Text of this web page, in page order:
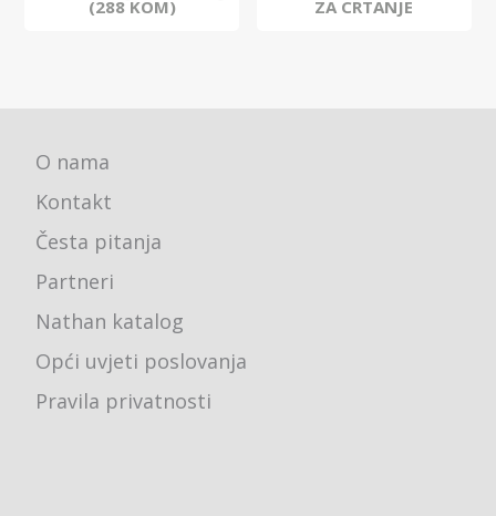
(288 KOM) ZA CRTANJE
O nama
Kontakt
Česta pitanja
Partneri
Nathan katalog
Opći uvjeti poslovanja
Pravila privatnosti